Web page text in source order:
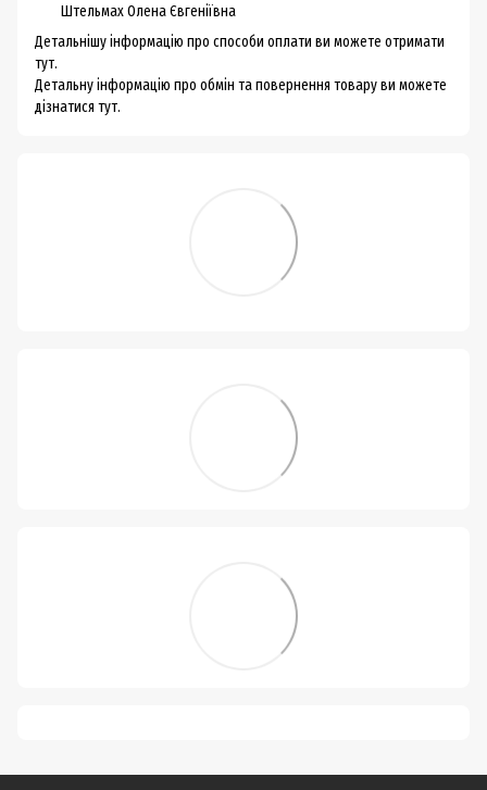
Штельмах Олена Євгеніївна
Детальнішу інформацію про способи оплати ви можете отримати
тут.
Детальну інформацію про обмін та повернення товару ви можете
дізнатися тут.